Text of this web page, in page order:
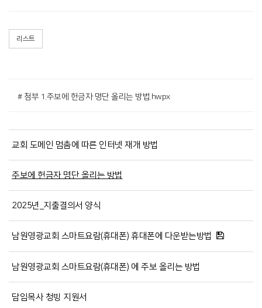
리스트
# 첨부 1.주보에 헌금자 명단 올리는 방법.hwpx
교회 도메인 멈춤에 따른 인터넷 재개 방법
주보에 헌금자 명단 올리는 방법
2025년_지출결의서 양식
남원영광교회 스마트요람(휴대폰) 휴대폰에 다운받는방법
남원영광교회 스마트요람(휴대폰) 에 주보 올리는 방법
담임목사 청빙 지원서